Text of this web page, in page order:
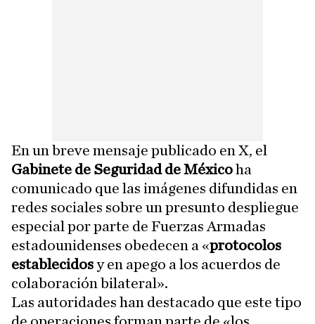
En un breve mensaje publicado en X, el
Gabinete de Seguridad de Méxicoha
comunicado que las imágenes difundidas en
redes sociales sobre un presunto despliegue
especial por parte de Fuerzas Armadas
estadounidenses obedecen a «protocolos
establecidosy en apego a los acuerdos de
colaboración bilateral».
Las autoridades han destacado que este tipo